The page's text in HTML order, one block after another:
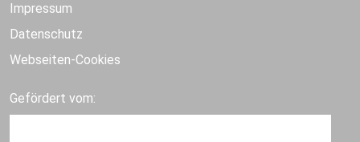
Impressum
Datenschutz
Webseiten-Cookies
Gefördert vom: